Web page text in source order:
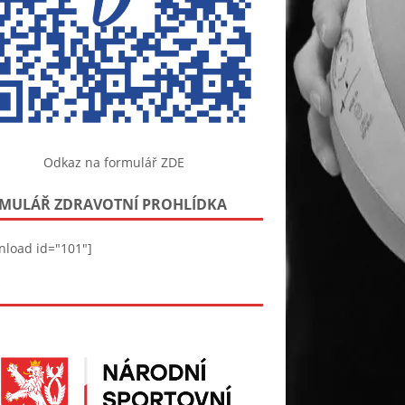
Odkaz na formulář ZDE
ZDRAVOTNÍ PROHLÍDKA
id="101"]